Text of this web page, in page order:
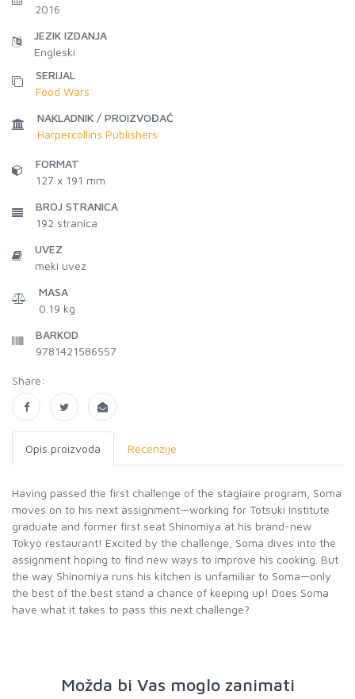
2016
JEZIK IZDANJA
Engleski
SERIJAL
Food Wars
NAKLADNIK / PROIZVOĐAČ
Harpercollins Publishers
FORMAT
127 x 191 mm
BROJ STRANICA
192 stranica
UVEZ
meki uvez
MASA
0.19 kg
BARKOD
9781421586557
Share:
Opis proizvoda Recenzije
Having passed the first challenge of the stagiaire program, Soma
moves on to his next assignment—working for Totsuki Institute
graduate and former first seat Shinomiya at his brand-new
Tokyo restaurant! Excited by the challenge, Soma dives into the
assignment hoping to find new ways to improve his cooking. But
the way Shinomiya runs his kitchen is unfamiliar to Soma—only
the best of the best stand a chance of keeping up! Does Soma
have what it takes to pass this next challenge?
Možda bi Vas moglo zanimati